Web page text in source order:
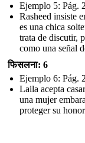
Ejemplo 5: Pág.
Rasheed insiste
es una chica
trata de discutir,
como una señal
फिसलना: 6
Ejemplo 6: Pág.
Laila acepta
una mujer
proteger su